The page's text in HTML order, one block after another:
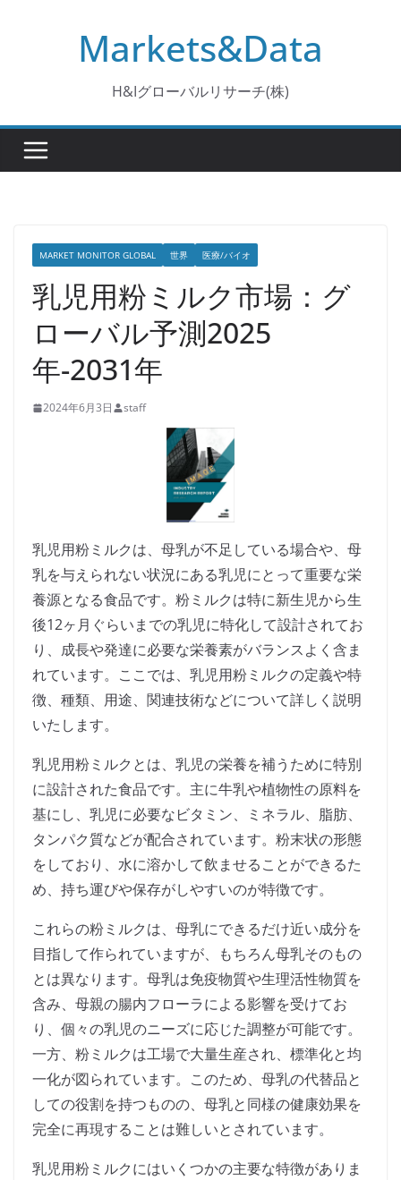
Markets&Data
H&Iグローバルリサーチ(株)
MARKET MONITOR GLOBAL 世界 医療/バイオ
乳児用粉ミルク市場：グ
ローバル予測2025
年-2031年
2024年6月3日 staff
乳児用粉ミルクは、母乳が不足している場合や、母
乳を与えられない状況にある乳児にとって重要な栄
養源となる食品です。粉ミルクは特に新生児から生
後12ヶ月ぐらいまでの乳児に特化して設計されてお
り、成長や発達に必要な栄養素がバランスよく含ま
れています。ここでは、乳児用粉ミルクの定義や特
徴、種類、用途、関連技術などについて詳しく説明
いたします。
乳児用粉ミルクとは、乳児の栄養を補うために特別
に設計された食品です。主に牛乳や植物性の原料を
基にし、乳児に必要なビタミン、ミネラル、脂肪、
タンパク質などが配合されています。粉末状の形態
をしており、水に溶かして飲ませることができるた
め、持ち運びや保存がしやすいのが特徴です。
これらの粉ミルクは、母乳にできるだけ近い成分を
目指して作られていますが、もちろん母乳そのもの
とは異なります。母乳は免疫物質や生理活性物質を
含み、母親の腸内フローラによる影響を受けてお
り、個々の乳児のニーズに応じた調整が可能です。
一方、粉ミルクは工場で大量生産され、標準化と均
一化が図られています。このため、母乳の代替品と
しての役割を持つものの、母乳と同様の健康効果を
完全に再現することは難しいとされています。
乳児用粉ミルクにはいくつかの主要な特徴がありま